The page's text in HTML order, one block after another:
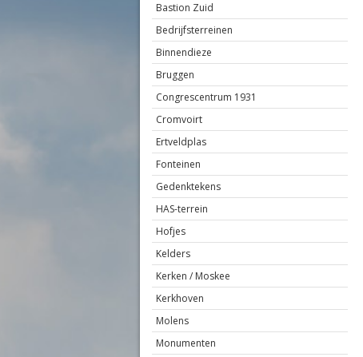
Bastion Zuid
Bedrijfsterreinen
Binnendieze
Bruggen
Congrescentrum 1931
Cromvoirt
Ertveldplas
Fonteinen
Gedenktekens
HAS-terrein
Hofjes
Kelders
Kerken / Moskee
Kerkhoven
Molens
Monumenten